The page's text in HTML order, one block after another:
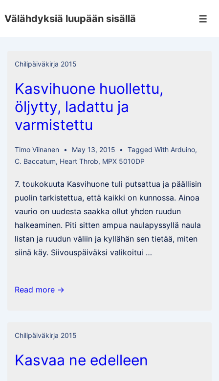
Skip
Content
Välähdyksiä luupään sisällä
Chilipäiväkirja 2015
Kasvihuone huollettu,
öljytty, ladattu ja
varmistettu
Timo Viinanen May 13, 2015 Tagged WithArduino,
C. Baccatum, Heart Throb, MPX 5010DP
7. toukokuuta Kasvihuone tuli putsattua ja päällisin
puolin tarkistettua, että kaikki on kunnossa. Ainoa
vaurio on uudesta saakka ollut yhden ruudun
halkeaminen. Piti sitten ampua naulapyssyllä naula
listan ja ruudun väliin ja kyllähän sen tietää, miten
siinä käy. Siivouspäiväksi valikoitui …
Kasvihuone
ladattu
varmistettu
Read more →
Chilipäiväkirja 2015
Kasvaa ne edelleen